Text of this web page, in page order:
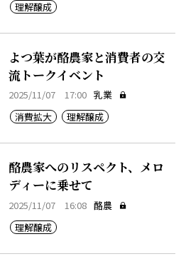
理解醸成
よつ葉が酪農家と消費者の交
流トークイベント
2025/11/07 17:00 乳業
消費拡大
理解醸成
酪農家へのリスペクト、メロ
ディーに乗せて
2025/11/07 16:08 酪農
理解醸成